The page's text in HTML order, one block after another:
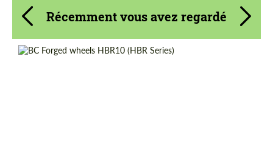
Récemment vous avez regardé